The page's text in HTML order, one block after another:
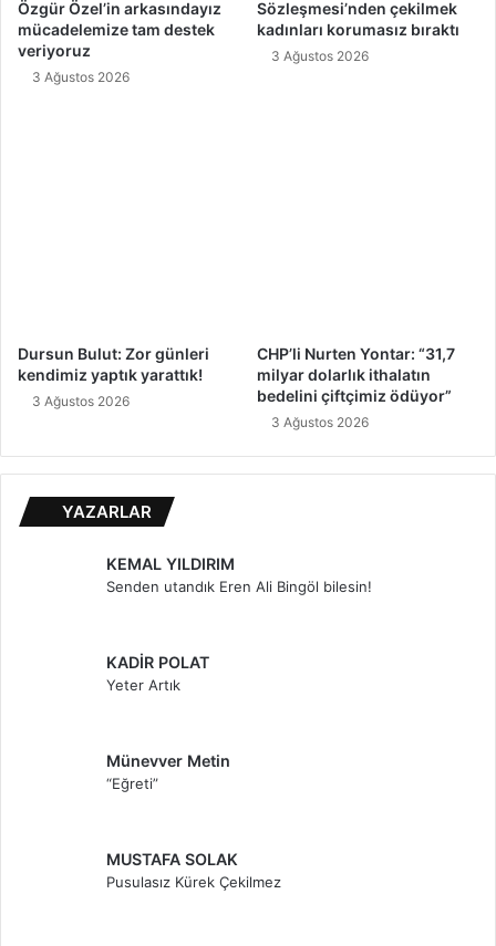
Özgür Özel’in arkasındayız
mücadelemize tam destek
veriyoruz
3 Ağustos 2026
Sözleşmesi’nden çekilmek
kadınları korumasız bıraktı
3 Ağustos 2026
Dursun Bulut: Zor günleri
kendimiz yaptık yarattık!
3 Ağustos 2026
CHP’li Nurten Yontar: “31,7
milyar dolarlık ithalatın
bedelini çiftçimiz ödüyor”
3 Ağustos 2026
YAZARLAR
KEMAL YILDIRIM
Senden utandık Eren Ali Bingöl bilesin!
KADİR POLAT
Yeter Artık
Münevver Metin
“Eğreti”
MUSTAFA SOLAK
Pusulasız Kürek Çekilmez